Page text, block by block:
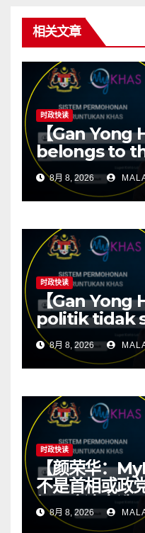
相关文章
时政快读
【Gan Yong
belongs to
Political
determine
resources】
8月 8, 2026
时政快读
【Gan Yong
politik tidak
kawasan;
kepada
8月 8, 2026
时政快读
【颜荣华：
不是首相或政
场不应决定选
有健康政治】
8月 8, 2026